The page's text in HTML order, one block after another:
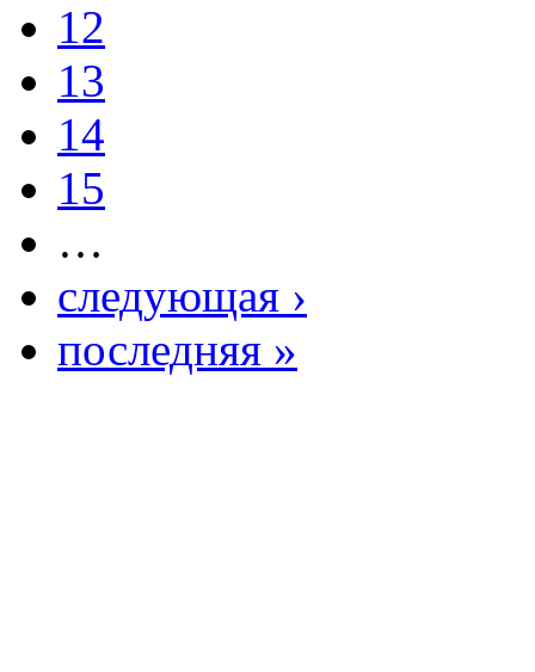
12
13
14
15
…
следующая ›
последняя »